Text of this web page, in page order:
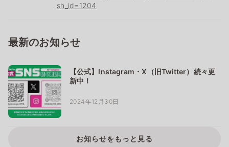
sh_id=1204
最新のお知らせ
【公式】Instagram・X（旧Twitter）続々更
新中！
2024年12月30日
お知らせをもっと見る